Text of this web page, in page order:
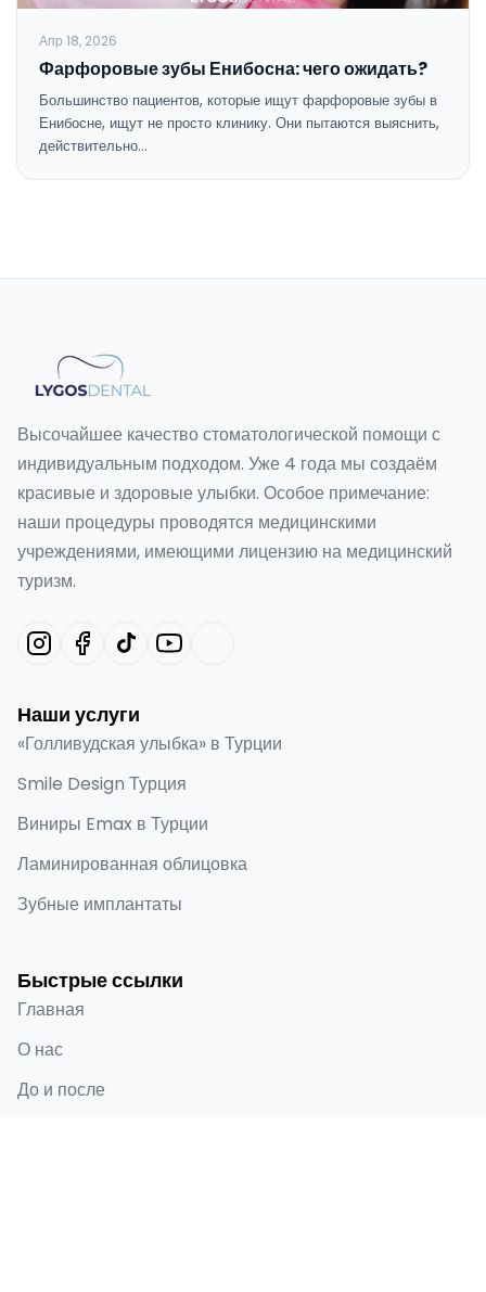
Апр 18, 2026
Фарфоровые зубы Енибосна: чего ожидать?
Большинство пациентов, которые ищут фарфоровые зубы в
Енибосне, ищут не просто клинику. Они пытаются выяснить,
действительно…
Высочайшее качество стоматологической помощи с
индивидуальным подходом. Уже 4 года мы создаём
красивые и здоровые улыбки. Особое примечание:
наши процедуры проводятся медицинскими
учреждениями, имеющими лицензию на медицинский
туризм.
Наши услуги
«Голливудская улыбка» в Турции
Smile Design Турция
Виниры Emax в Турции
Ламинированная облицовка
Зубные имплантаты
Быстрые ссылки
Главная
О нас
До и после